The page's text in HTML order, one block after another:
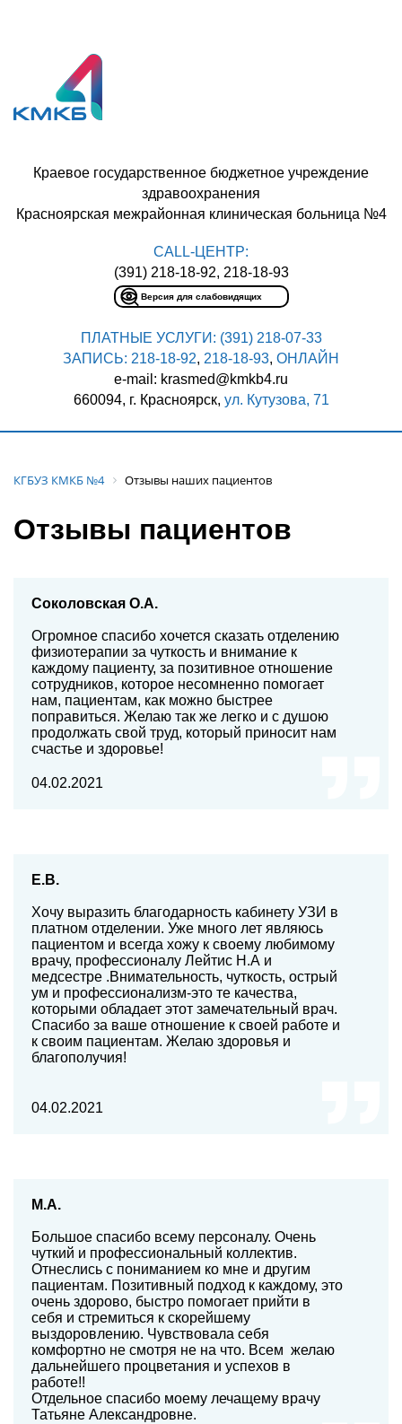
CALL-ЦЕНТР:
(391) 218-18-92, 218-18-93
Версия для слабовидящих
Краевое государственное бюджетное учреждение
здравоохранения
Красноярская межрайонная клиническая больница №4
ПЛАТНЫЕ УСЛУГИ: (391) 218-07-33
ЗАПИСЬ: 218-18-92, 218-18-93, ОНЛАЙН
e-mail: krasmed@kmkb4.ru
660094, г. Красноярск, ул. Кутузова, 71
КГБУЗ КМКБ №4 Отзывы наших пациентов
Отзывы пациентов
Соколовская О.А.
Огромное спасибо хочется сказать отделению
физиотерапии за чуткость и внимание к
каждому пациенту, за позитивное отношение
сотрудников, которое несомненно помогает
нам, пациентам, как можно быстрее
поправиться. Желаю так же легко и с душою
продолжать свой труд, который приносит нам
счастье и здоровье!
04.02.2021
Е.В.
Хочу выразить благодарность кабинету УЗИ в
платном отделении. Уже много лет являюсь
пациентом и всегда хожу к своему любимому
врачу, профессионалу Лейтис Н.А и
медсестре .Внимательность, чуткость, острый
ум и профессионализм-это те качества,
которыми обладает этот замечательный врач.
Спасибо за ваше отношение к своей работе и
к своим пациентам. Желаю здоровья и
благополучия!
04.02.2021
М.А.
Большое спасибо всему персоналу. Очень
чуткий и профессиональный коллектив.
Отнеслись с пониманием ко мне и другим
пациентам. Позитивный подход к каждому, это
очень здорово, быстро помогает прийти в
себя и стремиться к скорейшему
выздоровлению. Чувствовала себя
комфортно не смотря не на что. Всем желаю
дальнейшего процветания и успехов в
работе!!
Отдельное спасибо моему лечащему врачу
Татьяне Александровне.